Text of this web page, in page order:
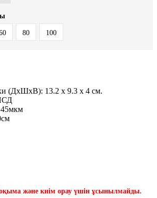
80 100
(ДxШxВ): 13.2 x 9.3 x 4 см.
45мкм
және киім орау үшін ұсынылмайды.